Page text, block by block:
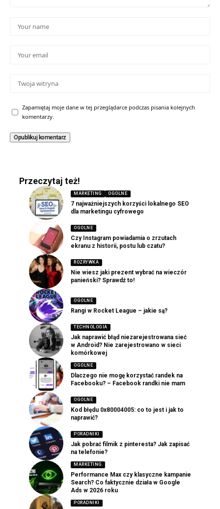
Zapamiętaj moje dane w tej przeglądarce podczas pisania kolejnych
komentarzy.
Przeczytaj też!
MARKETING OGOLNE
7 najważniejszych korzyści lokalnego SEO
dla marketingu cyfrowego
OGOLNE
Czy Instagram powiadamia o zrzutach
ekranu z historii, postu lub czatu?
ROZRYWKA
Nie wiesz jaki prezent wybrać na wieczór
panieński? Sprawdź to!
OGOLNE
Rangi w Rocket League – jakie są?
TECHNOLOGIA
Jak naprawić błąd niezarejestrowana sieć
w Android? Nie zarejestrowano w sieci
komórkowej
OGOLNE
Dlaczego nie mogę korzystać randek na
Facebooku? – Facebook randki nie mam
OGOLNE
Kod błędu 0x80004005: co to jest i jak to
naprawić?
PORADNIKI
Jak pobrać filmik z pinteresta? Jak zapisać
na telefonie?
MARKETING
Performance Max czy klasyczne kampanie
Search? Co faktycznie działa w Google
Ads w 2026 roku
PORADNIKI